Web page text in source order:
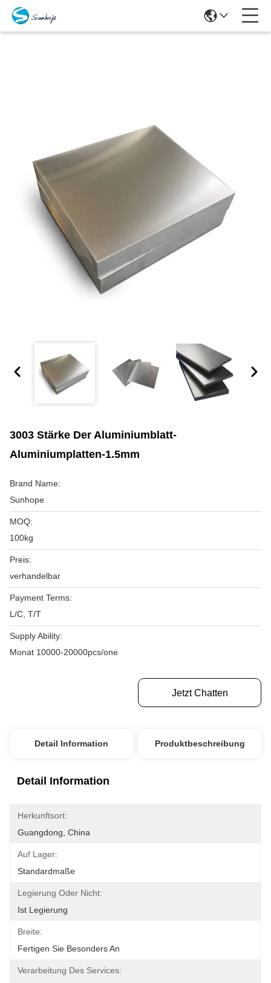
3003 Stärke Der Aluminiumblatt-
Aluminiumplatten-1.5mm
Brand Name:
Sunhope
MOQ:
100kg
Preis:
verhandelbar
Payment Terms:
L/C, T/T
Supply Ability:
Monat 10000-20000pcs/one
Jetzt Chatten
Detail Information Produktbeschreibung
Detail Information
Herkunftsort:
Guangdong, China
Auf Lager:
Standardmaße
Legierung Oder Nicht:
Ist Legierung
Breite:
Fertigen Sie Besonders An
Verarbeitung Des Services: